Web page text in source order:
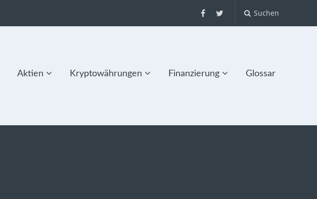
Suchen
Aktien Kryptowährungen Finanzierung Glossar